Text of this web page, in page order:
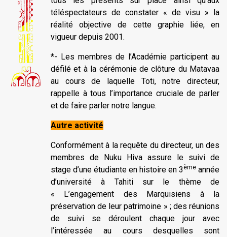
téléspectateurs de constater « de visu » la
réalité objective de cette graphie liée, en
vigueur depuis 2001.
*- Les membres de l’Académie participent au
défilé et à la cérémonie de clôture du Matavaa
au cours de laquelle Toti, notre directeur,
rappelle à tous l’importance cruciale de parler
et de faire parler notre langue.
Autre activité
Conformément à la requête du directeur, un des
membres de Nuku Hiva assure le suivi de
stage d’une étudiante en histoire en 3ème année
d’université à Tahiti sur le thème de
« L’engagement des Marquisiens à la
préservation de leur patrimoine » ; des réunions
de suivi se déroulent chaque jour avec
l’intéressée au cours desquelles sont